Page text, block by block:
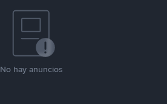
No hay anuncios